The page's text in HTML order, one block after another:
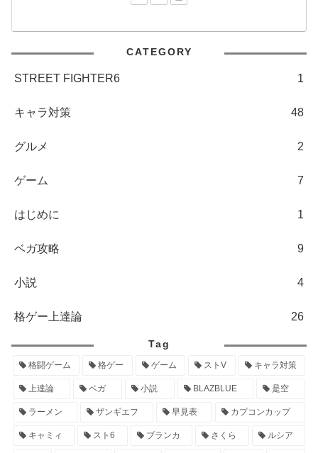
CATEGORY
STREET FIGHTER6 1
キャラ対策 48
グルメ 2
ゲーム 7
はじめに 1
ベガ攻略 9
小説 4
格ゲー上達論 26
Tag
格闘ゲーム 格ゲー ゲーム ストV キャラ対策
上達論 ベガ 小説 BLAZBLUE 是空
ラーメン ザンギエフ 早見表 カプコンカップ
キャミィ スト6 ブランカ さくら ルシア